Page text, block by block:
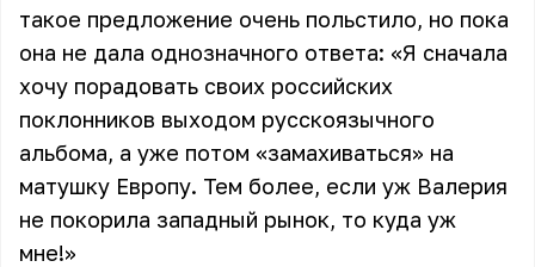
такое предложение очень польстило, но пока
она не дала однозначного ответа: «Я сначала
хочу порадовать своих российских
поклонников выходом русскоязычного
альбома, а уже потом «замахиваться» на
матушку Европу. Тем более, если уж Валерия
не покорила западный рынок, то куда уж
мне!»